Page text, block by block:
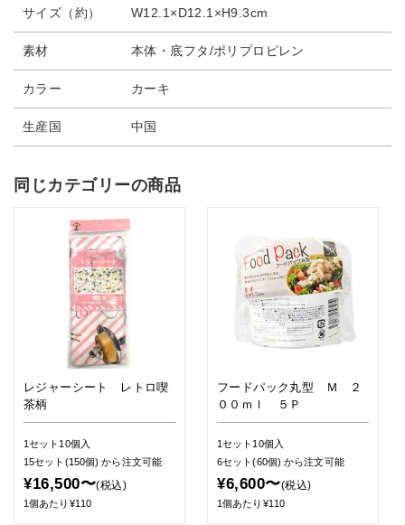
サイズ（約） W12.1×D12.1×H9.3cm
素材 本体・底フタ/ポリプロピレン
カラー カーキ
生産国 中国
同じカテゴリーの商品
レジャーシート レトロ喫
茶柄
1セット10個入
15セット(150個)から注文可能
¥16,500〜(税込)
1個あたり¥110
フードパック丸型 Ｍ ２
００ｍｌ ５Ｐ
1セット10個入
6セット(60個)から注文可能
¥6,600〜(税込)
1個あたり¥110